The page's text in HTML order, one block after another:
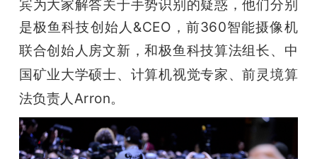
GAIR
专
题
爱
宾为大家解答关于手势识别的疑惑，他们分别
是极鱼科技创始人&CEO，前360智能摄像机
联合创始人房文新，和极鱼科技算法组长、中
国矿业大学硕士、计算机视觉专家、前灵境算
法负责人Arron。